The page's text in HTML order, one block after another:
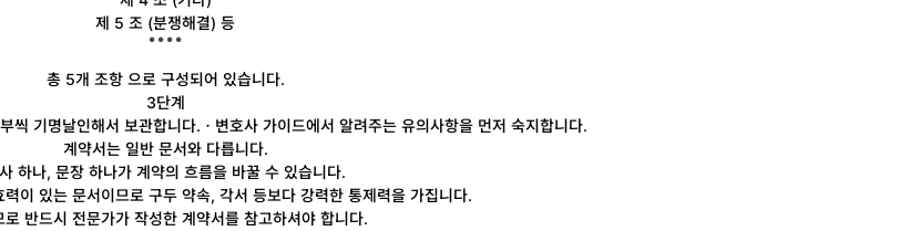
제 5 조 (분쟁해결) 등
총 5개 조항으로 구성되어 있습니다.
3단계
씩 기명날인해서 보관합니다. ㆍ변호사 가이드에서 알려주는 유의사항을 먼저 숙지합니다.
계약서는 일반 문서와 다릅니다.
하나, 문장 하나가 계약의 흐름을 바꿀 수 있습니다.
이 있는 문서이므로 구두 약속, 각서 등보다 강력한 통제력을 가집니다.
로 반드시 전문가가 작성한 계약서를 참고하셔야 합니다.